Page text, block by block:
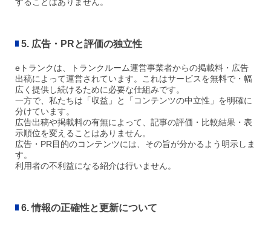
5. 広告・PRと評価の独立性
eトランクは、トランクルーム運営事業者からの掲載料・広告
出稿によって運営されています。これはサービスを無料で・幅
広く提供し続けるために必要な仕組みです。
一方で、私たちは「収益」と「コンテンツの中立性」を明確に
分けています。
広告出稿や掲載料の有無によって、記事の評価・比較結果・表
示順位を変えることはありません。
広告・PR目的のコンテンツには、その旨が分かるよう明示しま
す。
利用者の不利益になる紹介は行いません。
6. 情報の正確性と更新について